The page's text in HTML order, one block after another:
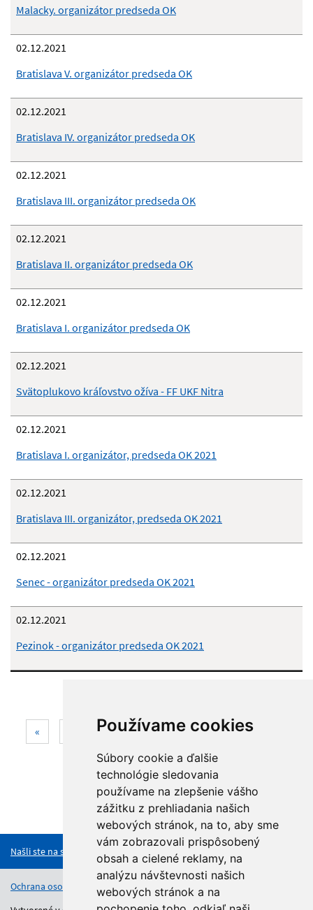
Používame cookies
Súbory cookie a ďalšie
technológie sledovania
používame na zlepšenie vášho
zážitku z prehliadania našich
webových stránok, na to, aby sme
vám zobrazovali prispôsobený
obsah a cielené reklamy, na
analýzu návštevnosti našich
webových stránok a na
Malacky. organizátor predseda OK
02.12.2021
Bratislava V. organizátor predseda OK
02.12.2021
Bratislava IV. organizátor predseda OK
02.12.2021
Bratislava III. organizátor predseda OK
02.12.2021
Bratislava II. organizátor predseda OK
02.12.2021
Bratislava I. organizátor predseda OK
02.12.2021
Svätoplukovo kráľovstvo ožíva - FF UKF Nitra
02.12.2021
Bratislava I. organizátor, predseda OK 2021
02.12.2021
Bratislava III. organizátor, predseda OK 2021
02.12.2021
Senec - organizátor predseda OK 2021
02.12.2021
Pezinok - organizátor predseda OK 2021
« 2 3Aktuálna
3
4 5 6
Hore
Našli ste na stránke chybu?
Ochrana osobných údajov Vyhlásenie o prístupnosti